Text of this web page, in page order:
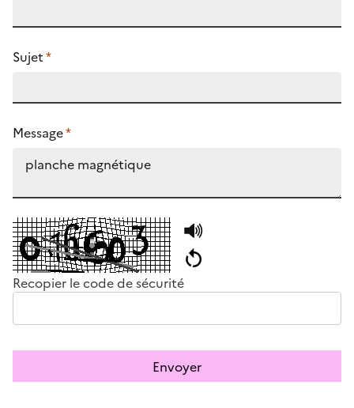
Sujet*
Message*
Recopier le code de sécurité
Envoyer